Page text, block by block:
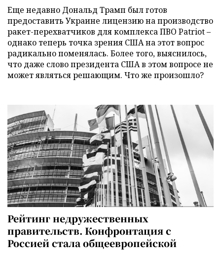
Еще недавно Дональд Трамп был готов
предоставить Украине лицензию на производство
ракет-перехватчиков для комплекса ПВО Patriot –
однако теперь точка зрения США на этот вопрос
радикально поменялась. Более того, выяснилось,
что даже слово президента США в этом вопросе не
может являться решающим. Что же произошло?
Рейтинг недружественных
правительств. Конфронтация с
Россией стала общеевропейской